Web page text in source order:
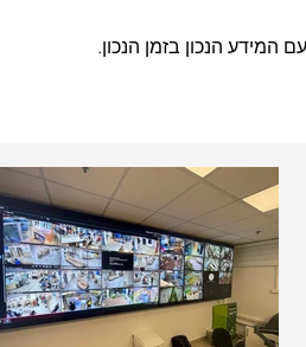
המידע הנכון בזמן הנכון.